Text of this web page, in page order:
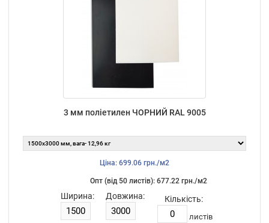
3 мм поліетилен ЧОРНИЙ RAL 9005
Ціна: 699.06 грн./м2
Опт (від 50 листiв): 677.22 грн./м2
Ширина: Довжина: Кількість:
листiв